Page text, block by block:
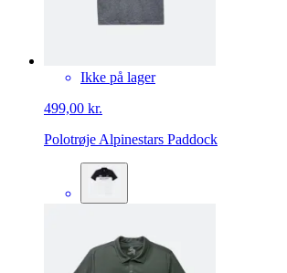
Ikke på lager
499,00 kr.
Polotrøje Alpinestars Paddock